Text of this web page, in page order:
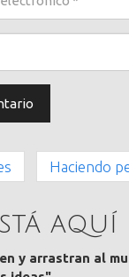
Haciendo
aquí
y arrastran al